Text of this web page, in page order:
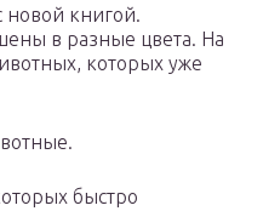
новой книгой.
в разные цвета. На
которых уже
быстро